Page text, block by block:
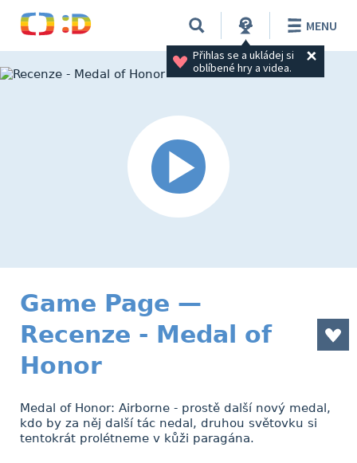
Přihlas se a ukládej si
oblíbené hry a videa.
MENU
Game Page —
Recenze - Medal of
Honor
Medal of Honor: Airborne - prostě další nový medal,
kdo by za něj další tác nedal, druhou světovku si
tentokrát prolétneme v kůži paragána.